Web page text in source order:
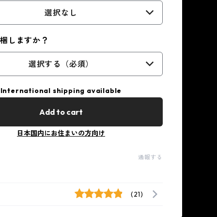
選択なし
しますか？
選択する（必須）
International shipping available
Add to cart
日本国内にお住まいの方向け
通報する
(21)